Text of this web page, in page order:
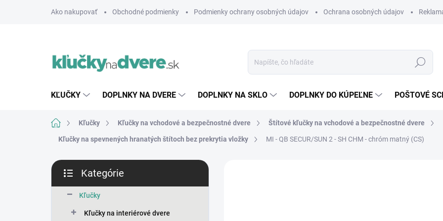
Ako nakupovať Obchodné podmienky Podmienky ochrany osobných údajov Ochrana osobných údajov
Hľadať
KĽUČKY DOPLNKY NA DVERE DOPLNKY NA SKLO DOPLNKY DO KÚPEĽNE POŠTOVÉ
DomovKľučky Kľučky na vchodové a bezpečnostné dvere Štítové kľučky na vchodové a bezpečnostné dvere
Kľučky na spevnených hranatých štítoch bez prekrytia vložky MI - QB SECUR/SUN 2 - SH CHM - chróm matný (CS)
B
č
kategórie
Kategórie
Kľučky
Kľučky na interiérové dvere